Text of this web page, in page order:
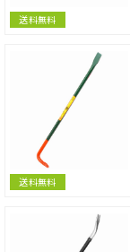
送料無料
送料無料